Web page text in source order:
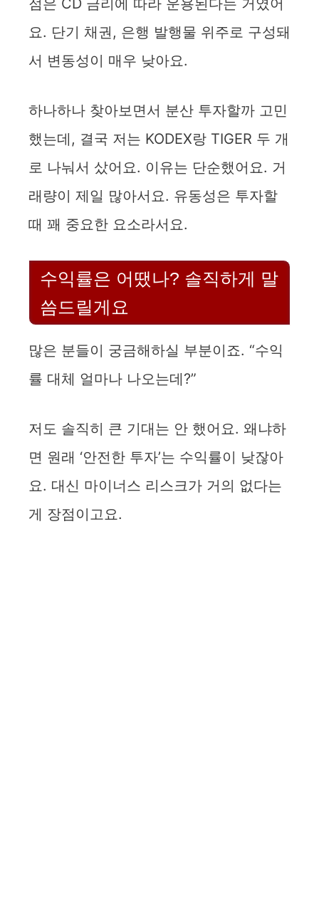
점은 CD 금리에 따라 운용된다는 거였어
요. 단기 채권, 은행 발행물 위주로 구성돼
서 변동성이 매우 낮아요.
하나하나 찾아보면서 분산 투자할까 고민
했는데, 결국 저는 KODEX랑 TIGER 두 개
로 나눠서 샀어요. 이유는 단순했어요. 거
래량이 제일 많아서요. 유동성은 투자할
때 꽤 중요한 요소라서요.
수익률은 어땠나? 솔직하게 말
씀드릴게요
많은 분들이 궁금해하실 부분이죠. “수익
률 대체 얼마나 나오는데?”
저도 솔직히 큰 기대는 안 했어요. 왜냐하
면 원래 ‘안전한 투자’는 수익률이 낮잖아
요. 대신 마이너스 리스크가 거의 없다는
게 장점이고요.